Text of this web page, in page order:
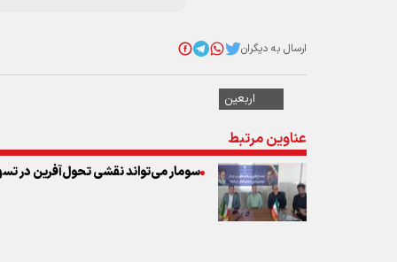
سومار می‌تواند نقشی تحول‌آفرین در
نظر شما